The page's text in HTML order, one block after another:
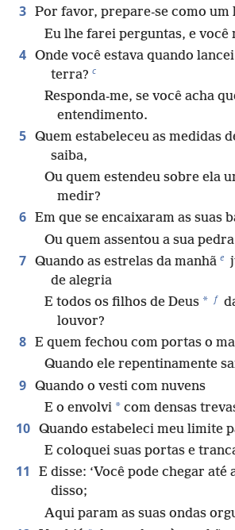
3 Por favor, prepare-se como um
Eu lhe farei perguntas, e você
4 Onde você estava quando
terra? c
Responda-me, se você acha
entendimento.
5 Quem estabeleceu as medidas
saiba,
Ou quem estendeu sobre ela
medir?
6 Em que se encaixaram as suas
Ou quem assentou a sua
7 Quando as estrelas da manhã e
de alegria
E todos os filhos de Deus * f
louvor?
8 E quem fechou com portas o
Quando ele repentinamente
9 Quando o vesti com nuvens
E o envolvi * com densas
10 Quando estabeleci meu limite
E coloquei suas portas e
11
E disse: ‘Você pode chegar até
disso;
Aqui param as suas ondas